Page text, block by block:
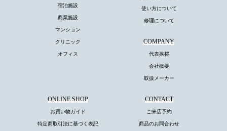
宿泊施設
商業施設
マンション
クリニック
オフィス
使い方について
修理について
COMPANY
代表挨拶
会社概要
取扱メーカー
CONTACT
ご来店予約
商品のお問合わせ
ONLINE SHOP
お買い物ガイド
特定商取引法に基づく表記